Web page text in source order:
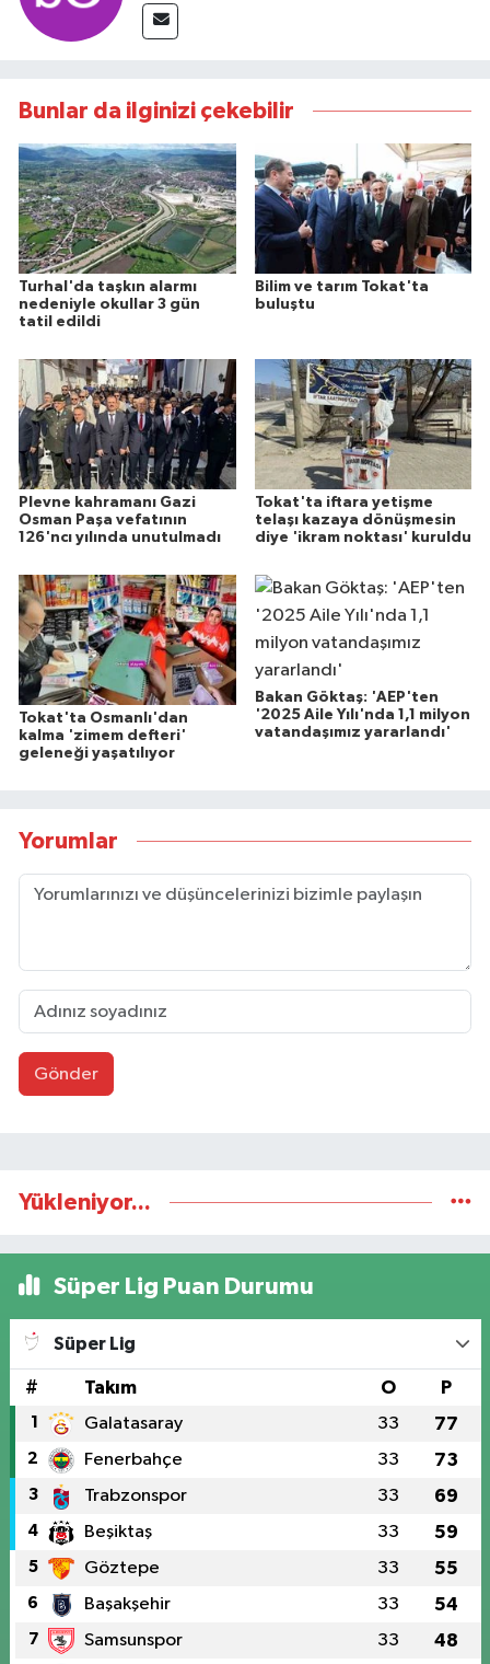
Bunlar da ilginizi çekebilir
Turhal'da taşkın alarmı
nedeniyle okullar 3 gün
tatil edildi
Bilim ve tarım Tokat'ta
buluştu
Plevne kahramanı Gazi
Osman Paşa vefatının
126'ncı yılında unutulmadı
Tokat'ta iftara yetişme
telaşı kazaya dönüşmesin
diye 'ikram noktası' kuruldu
Tokat'ta Osmanlı'dan
kalma 'zimem defteri'
geleneği yaşatılıyor
Bakan Göktaş: 'AEP'ten
'2025 Aile Yılı'nda 1,1 milyon
vatandaşımız yararlandı'
Yorumlar
Gönder
Yükleniyor...
Süper Lig Puan Durumu
Süper Lig
# Takım O P
1 Galatasaray 33 77
2 Fenerbahçe 33 73
3 Trabzonspor 33 69
4 Beşiktaş 33 59
5 Göztepe 33 55
6 Başakşehir 33 54
7 Samsunspor 33 48